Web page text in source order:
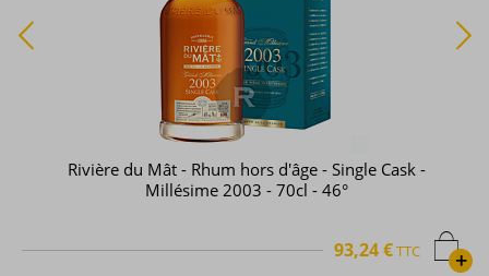
Rivière du Mât - Rhum hors d'âge - Single Cask -
Millésime 2003 - 70cl - 46°
+
93,24 €TTC